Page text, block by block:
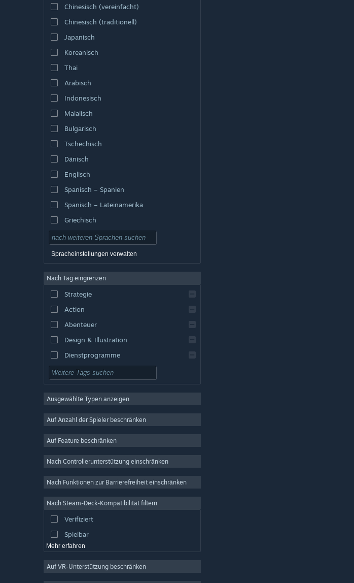
Chinesisch (vereinfacht)
Chinesisch (traditionell)
Japanisch
Koreanisch
Thai
Arabisch
Indonesisch
Malaiisch
Bulgarisch
Tschechisch
Dänisch
Englisch
Spanisch – Spanien
Spanisch – Lateinamerika
Griechisch
Spracheinstellungen verwalten
Nach Tag eingrenzen
Strategie
Action
Abenteuer
Design & Illustration
Dienstprogramme
Kostenlos spielbar
MMO
Indie
Simulation
Videoproduktion
Fotobearbeitung
Ausgewählte Typen anzeigen
Auf Anzahl der Spieler beschränken
Auf Feature beschränken
Nach Controllerunterstützung einschränken
Nach Funktionen zur Barrierefreiheit einschränken
Nach Steam-Deck-Kompatibilität filtern
Verifiziert
Spielbar
Mehr erfahren
Auf VR-Unterstützung beschränken